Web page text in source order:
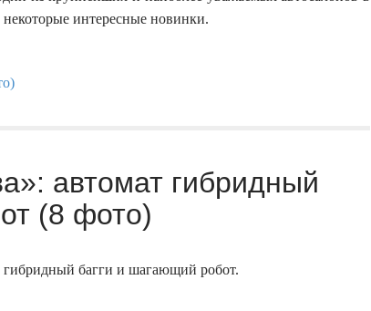
интересные новинки.
автомат гибридный
(8 фото)
гибридный багги и шагающий робот.